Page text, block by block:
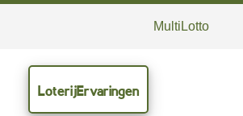
MultiLotto
LoterijErvaringen